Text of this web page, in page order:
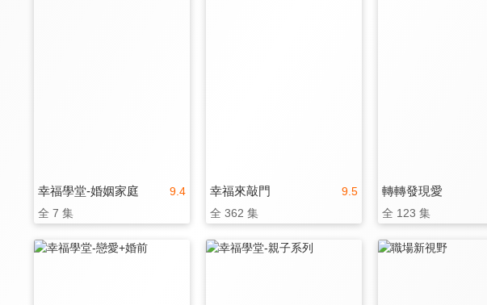
9.4
幸福學堂-婚姻家庭
全 7 集
9.5
幸福來敲門
全 362 集
轉轉發現愛
全 123 集